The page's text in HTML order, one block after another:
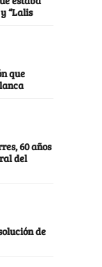
“Lalis
que
60 años
del
de